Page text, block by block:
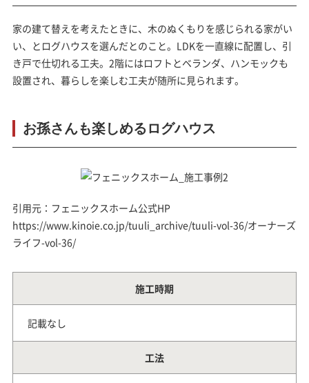
家の建て替えを考えたときに、木のぬくもりを感じられる家がい
い、とログハウスを選んだとのこと。LDKを一直線に配置し、引
き戸で仕切れる工夫。2階にはロフトとベランダ、ハンモックも
設置され、暮らしを楽しむ工夫が随所に見られます。
お孫さんも楽しめるログハウス
引用元：フェニックスホーム公式HP
https://www.kinoie.co.jp/tuuli_archive/tuuli-vol-36/オーナーズ
ライフ-vol-36/
施工時期
記載なし
工法